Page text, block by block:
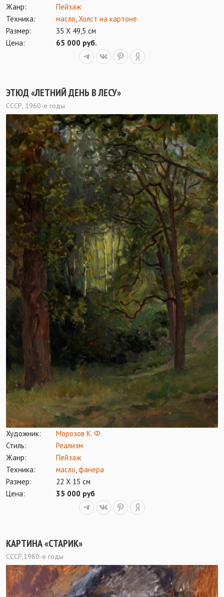
Жанр:
Пейзаж
Техника:
масло Холст на картоне
Размер:
35 Х 49,5 см
Цена:
65 000 руб.
ЭТЮД «ЛЕТНИЙ ДЕНЬ В ЛЕСУ»
СССР, 1960-е годы
Художник:
Морозов К. Ф.
Стиль:
Реализм
Жанр:
Пейзаж
Техника:
масло,фанера
Размер:
22 Х 15 см
Цена:
35 000 руб
КАРТИНА «СТАРИК»
СССР,1980-е годы